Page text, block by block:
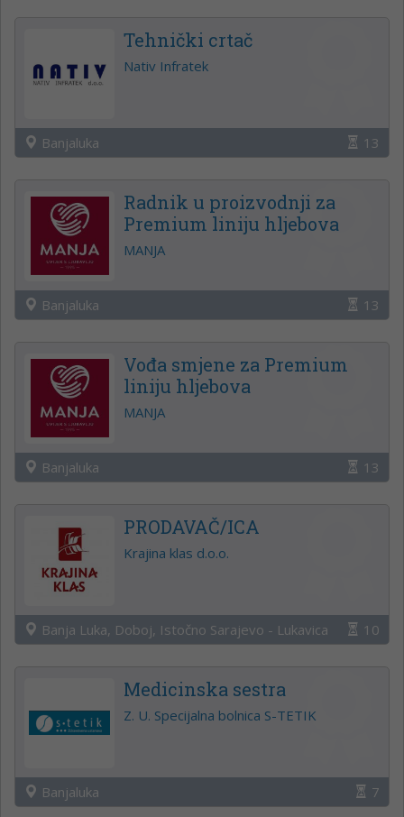
Tehnički crtač
Nativ Infratek
Banjaluka 13
Radnik u proizvodnji za
Premium liniju hljebova
MANJA
Banjaluka 13
Vođa smjene za Premium
liniju hljebova
MANJA
Banjaluka 13
PRODAVAČ/ICA
Krajina klas d.o.o.
Banja Luka, Doboj, Istočno Sarajevo - Lukavica 10
Medicinska sestra
Z. U. Specijalna bolnica S-TETIK
Banjaluka 7